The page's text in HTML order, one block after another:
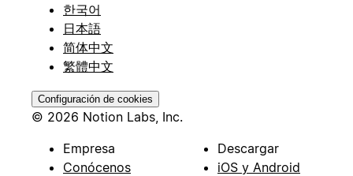
한국어
日本語
简体中文
繁體中文
Configuración de cookies
© 2026 Notion Labs, Inc.
Empresa
Conócenos
Descargar
iOS y Android